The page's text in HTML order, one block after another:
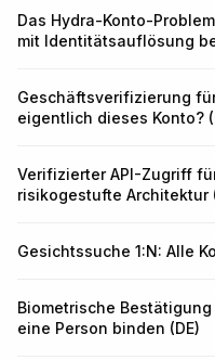
Das Hydra-Konto-
mit Identitätsauflösung
Geschäftsverifizierung
eigentlich dieses Konto?
Verifizierter API-Zugriff
risikogestufte Architektur
Gesichtssuche 1:N: Alle
Biometrische
eine Person binden (DE)